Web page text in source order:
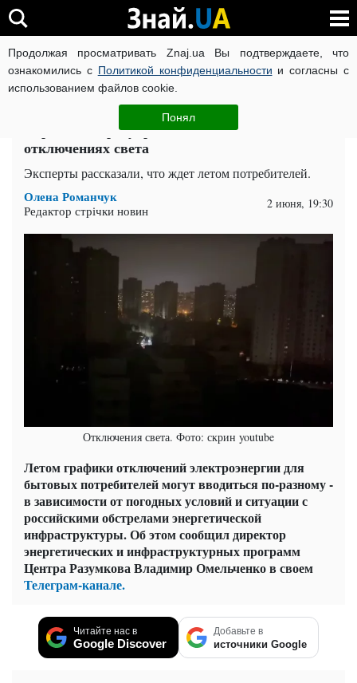
Продолжая просматривать Znaj.ua Вы подтверждаете, что
ознакомились с Политикой конфиденциальности и согласны с
использованием файлов cookie.
Понял
ВОЙНА РОССИИ ПРОТИВ УКРАИНЫ КОРОНАВИРУС В
ЧИТАТИ УКРАЇНСЬКОЮ
Украинцев предупредили о длительных
отключениях света
Эксперты рассказали, что ждет летом потребителей.
Олена Романчук
Редактор стрічки новин 2 июня, 19:30
Отключения света. Фото: скрин youtube
Летом графики отключений электроэнергии для
бытовых потребителей могут вводиться по-разному -
в зависимости от погодных условий и ситуации с
российскими обстрелами энергетической
инфраструктуры. Об этом сообщил директор
энергетических и инфраструктурных программ
Центра Разумкова Владимир Омельченко в своем
Телеграм-канале.
Читайте нас в
Google Discover
Добавьте в
источники Google